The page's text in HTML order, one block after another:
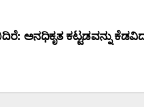
ಅನಧಿಕೃತ ಕಟ್ಟಡವನ್ನು